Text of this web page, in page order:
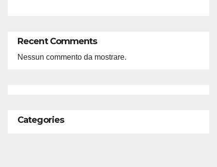
Recent Comments
Nessun commento da mostrare.
Categories